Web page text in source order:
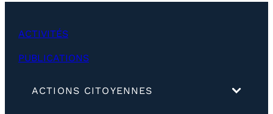
ACTIVITÉS
PUBLICATIONS
ACTIONS CITOYENNES